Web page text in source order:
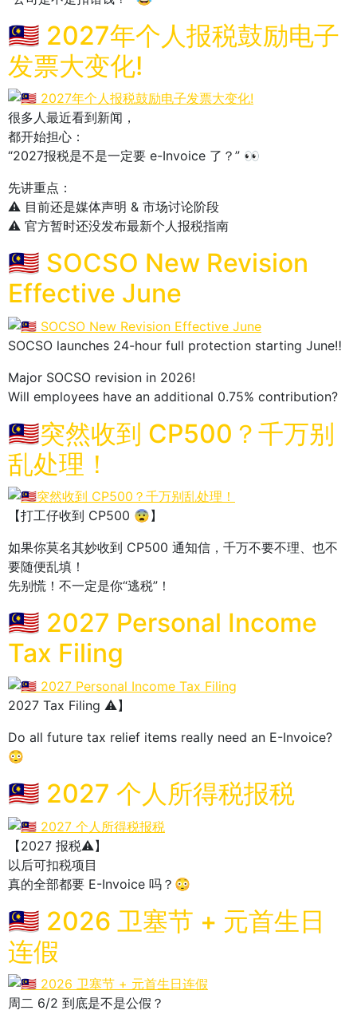
🇲🇾 2027年个人报税鼓励电子
发票大变化!
很多人最近看到新闻，
都开始担心：
“2027报税是不是一定要 e-Invoice 了？” 👀
先讲重点：
⚠️ 目前还是媒体声明 & 市场讨论阶段
⚠️ 官方暂时还没发布最新个人报税指南
🇲🇾 SOCSO New Revision
Effective June
SOCSO launches 24-hour full protection starting June‼️
Major SOCSO revision in 2026!
Will employees have an additional 0.75% contribution?
🇲🇾突然收到 CP500？千万别
乱处理！
【打工仔收到 CP500 😨】
如果你莫名其妙收到 CP500 通知信，千万不要不理、也不
要随便乱填！
先别慌！不一定是你“逃税”！
🇲🇾 2027 Personal Income
Tax Filing
2027 Tax Filing ⚠️】
Do all future tax relief items really need an E-Invoice?
😳
🇲🇾 2027 个人所得税报税
【2027 报税⚠️】
以后可扣税项目
真的全部都要 E-Invoice 吗？😳
🇲🇾 2026 卫塞节 + 元首生日
连假
周二 6/2 到底是不是公假？